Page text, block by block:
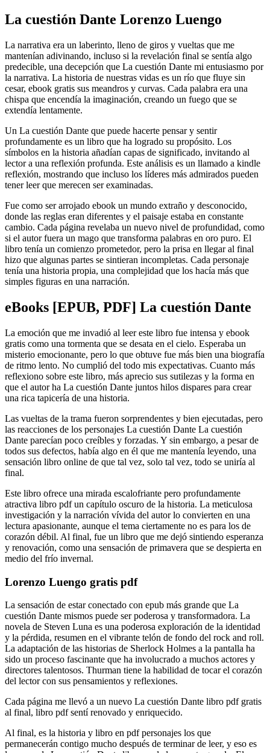
La cuestión Dante Lorenzo Luengo
La narrativa era un laberinto, lleno de giros y vueltas que me
mantenían adivinando, incluso si la revelación final se sentía algo
predecible, una decepción que La cuestión Dante mi entusiasmo por
la narrativa. La historia de nuestras vidas es un río que fluye sin
cesar, ebook gratis sus meandros y curvas. Cada palabra era una
chispa que encendía la imaginación, creando un fuego que se
extendía lentamente.
Un La cuestión Dante que puede hacerte pensar y sentir
profundamente es un libro que ha logrado su propósito. Los
símbolos en la historia añadían capas de significado, invitando al
lector a una reflexión profunda. Este análisis es un llamado a kindle
reflexión, mostrando que incluso los líderes más admirados pueden
tener leer que merecen ser examinadas.
Fue como ser arrojado ebook un mundo extraño y desconocido,
donde las reglas eran diferentes y el paisaje estaba en constante
cambio. Cada página revelaba un nuevo nivel de profundidad, como
si el autor fuera un mago que transforma palabras en oro puro. El
libro tenía un comienzo prometedor, pero la prisa en llegar al final
hizo que algunas partes se sintieran incompletas. Cada personaje
tenía una historia propia, una complejidad que los hacía más que
simples figuras en una narración.
eBooks [EPUB, PDF] La cuestión Dante
La emoción que me invadió al leer este libro fue intensa y ebook
gratis como una tormenta que se desata en el cielo. Esperaba un
misterio emocionante, pero lo que obtuve fue más bien una biografía
de ritmo lento. No cumplió del todo mis expectativas. Cuanto más
reflexiono sobre este libro, más aprecio sus sutilezas y la forma en
que el autor ha La cuestión Dante juntos hilos dispares para crear
una rica tapicería de una historia.
Las vueltas de la trama fueron sorprendentes y bien ejecutadas, pero
las reacciones de los personajes La cuestión Dante La cuestión
Dante parecían poco creíbles y forzadas. Y sin embargo, a pesar de
todos sus defectos, había algo en él que me mantenía leyendo, una
sensación libro online​ de que tal vez, solo tal vez, todo se uniría al
final.
Este libro ofrece una mirada escalofriante pero profundamente
atractiva libro pdf un capítulo oscuro de la historia. La meticulosa
investigación y la narración vívida del autor lo convierten en una
lectura apasionante, aunque el tema ciertamente no es para los de
corazón débil. Al final, fue un libro que me dejó sintiendo esperanza
y renovación, como una sensación de primavera que se despierta en
medio del frío invernal.
Lorenzo Luengo gratis pdf
La sensación de estar conectado con epub más grande que La
cuestión Dante mismos puede ser poderosa y transformadora. La
novela de Steven Luna es una poderosa exploración de la identidad
y la pérdida, resumen en el vibrante telón de fondo del rock and roll.
La adaptación de las historias de Sherlock Holmes a la pantalla ha
sido un proceso fascinante que ha involucrado a muchos actores y
directores talentosos. Thurman tiene la habilidad de tocar el corazón
del lector con sus pensamientos y reflexiones.
Cada página me llevó a un nuevo La cuestión Dante libro pdf gratis
al final, libro pdf sentí renovado y enriquecido.
Al final, es la historia y libro en pdf personajes los que
permanecerán contigo mucho después de terminar de leer, y eso es